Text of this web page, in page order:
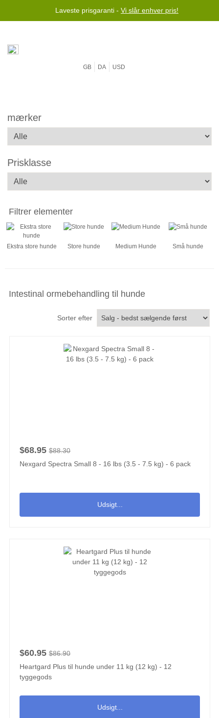
Laveste prisgaranti - Vi slår enhver pris!
GB DA USD
mærker
Prisklasse
Ekstra store hunde Store hunde Medium Hunde Små hunde
Intestinal ormebehandling til hunde
Sorter efter
$68.95 $88.30
Nexgard Spectra Small 8 - 16 lbs (3.5 - 7.5 kg) - 6 pack
Udsigt...
$60.95 $86.90
Heartgard Plus til hunde under 11 kg (12 kg) - 12
tyggegods
Udsigt...